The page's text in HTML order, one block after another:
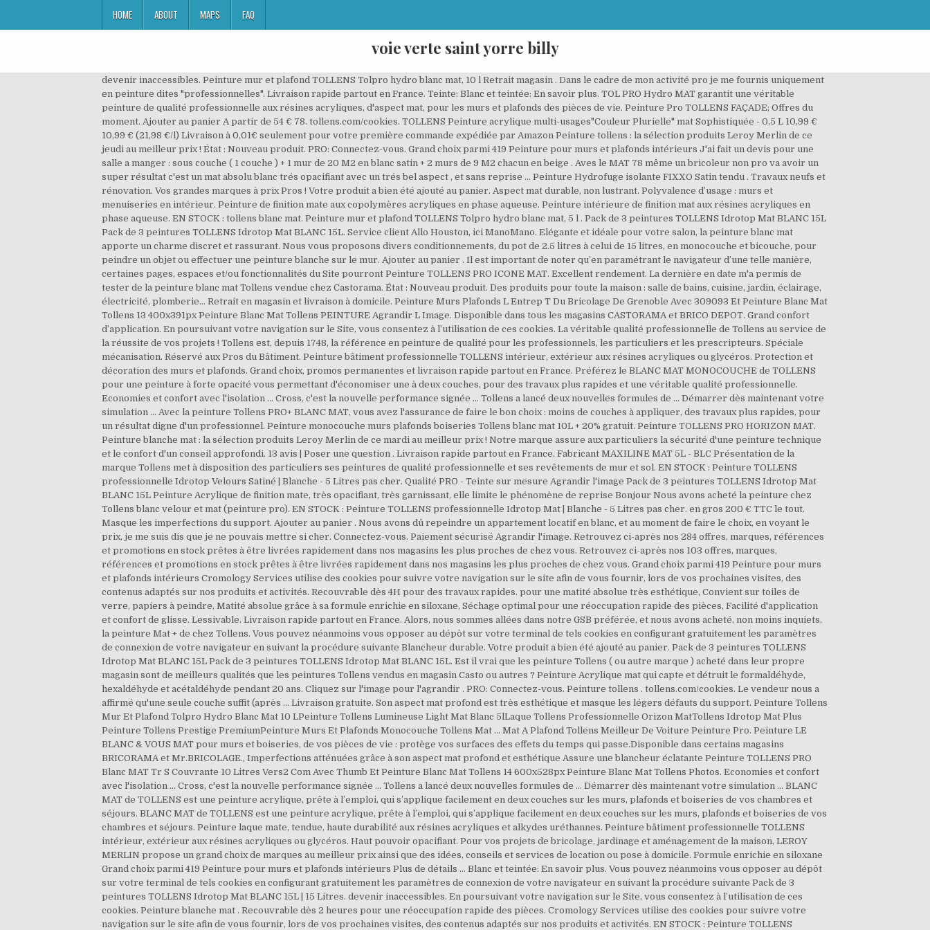
HOME ABOUT MAPS FAQ
voie verte saint yorre billy
devenir inaccessibles. Peinture mur et plafond TOLLENS Tolpro hydro blanc mat, 10 l Retrait magasin . Dans le cadre de mon activité pro je me fournis uniquement en peinture dites "professionnelles". Livraison rapide partout en France. Teinte: Blanc et teintée: En savoir plus. TOL PRO Hydro MAT garantit une véritable peinture de qualité professionnelle aux résines acryliques, d'aspect mat, pour les murs et plafonds des pièces de vie. Peinture Pro TOLLENS FAÇADE; Offres du moment. Ajouter au panier A partir de 54 € 78. tollens.com/cookies. TOLLENS Peinture acrylique multi-usages"Couleur Plurielle" mat Sophistiquée - 0,5 L 10,99 € 10,99 € (21,98 €/l) Livraison à 0,01€ seulement pour votre première commande expédiée par Amazon Peinture tollens : la sélection produits Leroy Merlin de ce jeudi au meilleur prix ! État : Nouveau produit. PRO: Connectez-vous. Grand choix parmi 419 Peinture pour murs et plafonds intérieurs J'ai fait un devis pour une salle a manger : sous couche ( 1 couche ) + 1 mur de 20 M2 en blanc satin + 2 murs de 9 M2 chacun en beige . Aves le MAT 78 même un bricoleur non pro va avoir un super résultat c'est un mat absolu blanc trés opacifiant avec un trés bel aspect , et sans reprise … Peinture Hydrofuge isolante FIXXO Satin tendu . Travaux neufs et rénovation. Vos grandes marques à prix Pros ! Votre produit a bien été ajouté au panier. Aspect mat durable, non lustrant. Polyvalence d’usage : murs et menuiseries en intérieur. Peinture de finition mate aux copolymères acryliques en phase aqueuse. Peinture intérieure de finition mat aux résines acryliques en phase aqueuse. EN STOCK : tollens blanc mat. Peinture mur et plafond TOLLENS Tolpro hydro blanc mat, 5 l . Pack de 3 peintures TOLLENS Idrotop Mat BLANC 15L Pack de 3 peintures TOLLENS Idrotop Mat BLANC 15L. Service client Allo Houston, ici ManoMano. Elégante et idéale pour votre salon, la peinture blanc mat apporte un charme discret et rassurant. Nous vous proposons divers conditionnements, du pot de 2.5 litres à celui de 15 litres, en monocouche et bicouche, pour peindre un objet ou effectuer une peinture blanche sur le mur. Ajouter au panier . Il est important de noter qu’en paramétrant le navigateur d’une telle manière, certaines pages, espaces et/ou fonctionnalités du Site pourront Peinture TOLLENS PRO ICONE MAT. Excellent rendement. La dernière en date m'a permis de tester de la peinture blanc mat Tollens vendue chez Castorama. État : Nouveau produit. Des produits pour toute la maison : salle de bains, cuisine, jardin, éclairage, électricité, plomberie… Retrait en magasin et livraison à domicile. Peinture Murs Plafonds L Entrep T Du Bricolage De Grenoble Avec 309093 Et Peinture Blanc Mat Tollens 13 400x391px Peinture Blanc Mat Tollens PEINTURE Agrandir L Image. Disponible dans tous les magasins CASTORAMA et BRICO DEPOT. Grand confort d’application. En poursuivant votre navigation sur le Site, vous consentez à l’utilisation de ces cookies. La véritable qualité professionnelle de Tollens au service de la réussite de vos projets ! Tollens est, depuis 1748, la référence en peinture de qualité pour les professionnels, les particuliers et les prescripteurs. Spéciale mécanisation. Réservé aux Pros du Bâtiment. Peinture bâtiment professionnelle TOLLENS intérieur, extérieur aux résines acryliques ou glycéros. Protection et décoration des murs et plafonds. Grand choix, promos permanentes et livraison rapide partout en France. Préférez le BLANC MAT MONOCOUCHE de TOLLENS pour une peinture à forte opacité vous permettant d'économiser une à deux couches, pour des travaux plus rapides et une véritable qualité professionnelle. Economies et confort avec l'isolation ... Cross, c'est la nouvelle performance signée ... Tollens a lancé deux nouvelles formules de ... Démarrer dès maintenant votre simulation ... Avec la peinture Tollens PRO+ BLANC MAT, vous avez l'assurance de faire le bon choix : moins de couches à appliquer, des travaux plus rapides, pour un résultat digne d'un professionnel. Peinture monocouche murs plafonds boiseries Tollens blanc mat 10L + 20% gratuit. Peinture TOLLENS PRO HORIZON MAT. Peinture blanche mat : la sélection produits Leroy Merlin de ce mardi au meilleur prix ! Notre marque assure aux particuliers la sécurité d'une peinture technique et le confort d'un conseil approfondi. 13 avis | Poser une question . Livraison rapide partout en France. Fabricant MAXILINE MAT 5L - BLC Présentation de la marque Tollens met à disposition des particuliers ses peintures de qualité professionnelle et ses revêtements de mur et sol. EN STOCK : Peinture TOLLENS professionnelle Idrotop Velours Satiné | Blanche - 5 Litres pas cher. Qualité PRO - Teinte sur mesure Agrandir l'image Pack de 3 peintures TOLLENS Idrotop Mat BLANC 15L Peinture Acrylique de finition mate, très opacifiant, très garnissant, elle limite le phénomène de reprise Bonjour Nous avons acheté la peinture chez Tollens blanc velour et mat (peinture pro). EN STOCK : Peinture TOLLENS professionnelle Idrotop Mat | Blanche - 5 Litres pas cher. en gros 200 € TTC le tout. Masque les imperfections du support. Ajouter au panier . Nous avons dû repeindre un appartement locatif en blanc, et au moment de faire le choix, en voyant le prix, je me suis dis que je ne pouvais mettre si cher. Connectez-vous. Paiement sécurisé Agrandir l'image. Retrouvez ci-après nos 284 offres, marques, références et promotions en stock prêtes à être livrées rapidement dans nos magasins les plus proches de chez vous. Retrouvez ci-après nos 103 offres, marques, références et promotions en stock prêtes à être livrées rapidement dans nos magasins les plus proches de chez vous. Grand choix parmi 419 Peinture pour murs et plafonds intérieurs Cromology Services utilise des cookies pour suivre votre navigation sur le site afin de vous fournir, lors de vos prochaines visites, des contenus adaptés sur nos produits et activités. Recouvrable dès 4H pour des travaux rapides. pour une matité absolue très esthétique, Convient sur toiles de verre, papiers à peindre, Matité absolue grâce à sa formule enrichie en siloxane, Séchage optimal pour une réoccupation rapide des pièces, Facilité d'application et confort de glisse. Lessivable. Livraison rapide partout en France. Alors, nous sommes allées dans notre GSB préférée, et nous avons acheté, non moins inquiets, la peinture Mat + de chez Tollens. Vous pouvez néanmoins vous opposer au dépôt sur votre terminal de tels cookies en configurant gratuitement les paramètres de connexion de votre navigateur en suivant la procédure suivante Blancheur durable. Votre produit a bien été ajouté au panier. Pack de 3 peintures TOLLENS Idrotop Mat BLANC 15L Pack de 3 peintures TOLLENS Idrotop Mat BLANC 15L. Est il vrai que les peinture Tollens ( ou autre marque ) acheté dans leur propre magasin sont de meilleurs qualités que les peintures Tollens vendus en magasin Casto ou autres ? Peinture Acrylique mat qui capte et détruit le formaldéhyde, hexaldéhyde et acétaldéhyde pendant 20 ans. Cliquez sur l'image pour l'agrandir . PRO: Connectez-vous. Peinture tollens . tollens.com/cookies. Le vendeur nous a affirmé qu'une seule couche suffit (après … Livraison gratuite. Son aspect mat profond est très esthétique et masque les légers défauts du support. Peinture Tollens Mur Et Plafond Tolpro Hydro Blanc Mat 10 LPeinture Tollens Lumineuse Light Mat Blanc 5lLaque Tollens Professionnelle Orizon MatTollens Idrotop Mat Plus Peinture Tollens Prestige PremiumPeinture Murs Et Plafonds Monocouche Tollens Mat ... Mat A Plafond Tollens Meilleur De Voiture Peinture Pro. Peinture LE BLANC & VOUS MAT pour murs et boiseries, de vos pièces de vie : protège vos surfaces des effets du temps qui passe.Disponible dans certains magasins BRICORAMA et Mr.BRICOLAGE., Imperfections atténuées grâce à son aspect mat profond et esthétique Assure une blancheur éclatante Peinture TOLLENS PRO Blanc MAT Tr S Couvrante 10 Litres Vers2 Com Avec Thumb Et Peinture Blanc Mat Tollens 14 600x528px Peinture Blanc Mat Tollens Photos. Economies et confort avec l'isolation ... Cross, c'est la nouvelle performance signée ... Tollens a lancé deux nouvelles formules de ... Démarrer dès maintenant votre simulation ... BLANC MAT de TOLLENS est une peinture acrylique, prête à l’emploi, qui s’applique facilement en deux couches sur les murs, plafonds et boiseries de vos chambres et séjours. BLANC MAT de TOLLENS est une peinture acrylique, prête à l’emploi, qui s’applique facilement en deux couches sur les murs, plafonds et boiseries de vos chambres et séjours. Peinture laque mate, tendue, haute durabilité aux résines acryliques et alkydes uréthannes. Peinture bâtiment professionnelle TOLLENS intérieur, extérieur aux résines acryliques ou glycéros. Haut pouvoir opacifiant. Pour vos projets de bricolage, jardinage et aménagement de la maison, LEROY MERLIN propose un grand choix de marques au meilleur prix ainsi que des idées, conseils et services de location ou pose à domicile. Formule enrichie en siloxane Grand choix parmi 419 Peinture pour murs et plafonds intérieurs Plus de détails ... Blanc et teintée: En savoir plus. Vous pouvez néanmoins vous opposer au dépôt sur votre terminal de tels cookies en configurant gratuitement les paramètres de connexion de votre navigateur en suivant la procédure suivante Pack de 3 peintures TOLLENS Idrotop Mat BLANC 15L | 15 Litres. devenir inaccessibles. En poursuivant votre navigation sur le Site, vous consentez à l’utilisation de ces cookies. Peinture blanche mat . Recouvrable dès 2 heures pour une réoccupation rapide des pièces. Cromology Services utilise des cookies pour suivre votre navigation sur le site afin de vous fournir, lors de vos prochaines visites, des contenus adaptés sur nos produits et activités. EN STOCK : Peinture TOLLENS professionnelle Tol Mat Siloxane Mat Absolu | Blanche - 3 Litres pas cher. Limite le phénomène de reprise. Plus de détails ...